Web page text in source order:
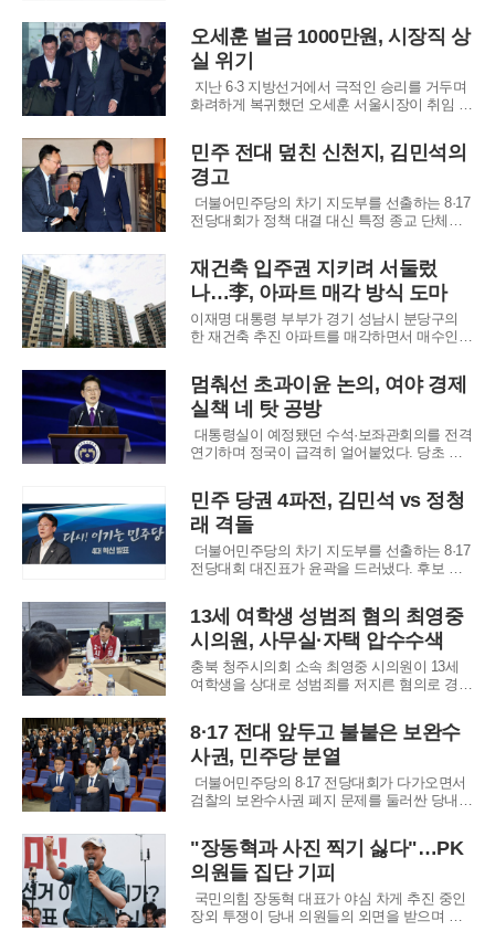
들이 다시 주목받고 있다.명 씨는 지난달 4일 S
NS를 통해 6·3 지방선거에서 5선에 성공한 오
시장을 향해 “당선 축하드립니다”라고 적었다.
그러나 곧바로 “잔칫날 재 뿌리는 것은 아니
오세훈 벌금 1000만원, 시장직 상
실 위기
지난 6·3 지방선거에서 극적인 승리를 거두며
화려하게 복귀했던 오세훈 서울시장이 취임 50
은 22일 정치자금법 위반 혐의로 재판에 넘겨
진 오 시장에게 벌금 1,000만 원을 선고했다.
재판부는 오 시장이 과거 재보궐선거 과정에서
정치 브로커 명태균 씨로부터 여론조사
민주 전대 덮친 신천지, 김민석의
경고
더불어민주당의 차기 지도부를 선출하는 8·17
전당대회가 정책 대결 대신 특정 종교 단체의
있다. 당권 주자인 김민석 전 국무총리가 전대
과정에 신천지 세력이 조직적으로 침투했다는
의혹을 거듭 제기하면서, 당내 후보들 간의 갈
등이 돌이킬 수 없는 강을 건너는 모양새다
재건축 입주권 지키려 서둘렀
나…李, 아파트 매각 방식 도마
이재명 대통령 부부가 경기 성남시 분당구의
한 재건축 추진 아파트를 매각하면서 매수인
인돼 정치권과 부동산 시장에서 논란이 일고
있다. 이는 매매대금 29억 원 가운데 상당액을
매도인이 담보 형태로 남겨둔 셈이어서, 고가
주택 대출 규제를 사실상 피해 간 거래 방식 아
멈춰선 초과이윤 논의, 여야 경제
실책 네 탓 공방
대통령실이 예정됐던 수석·보좌관회의를 전격
연기하며 정국이 급격히 얼어붙었다. 당초 이
재분배하는 민감한 경제 현안이 논의될 것으로
알려졌으나, 대통령실은 추가적인 숙의가 필요
하다는 이유로 일정을 미뤘다. 이를 두고 정치
권 안팎에서는 최근 국내 증시의 급락세와 맞
물려 정
민주 당권 4파전, 김민석 vs 정청
래 격돌
더불어민주당의 차기 지도부를 선출하는 8·17
전당대회 대진표가 윤곽을 드러냈다. 후보 등
의원이 차례로 당대표 후보 등록을 마치며 본
격적인 당권 레이스의 막을 올렸다. 이번 경선
은 차기 총선을 진두지휘할 리더십을 뽑는 자
리인 만큼, 주자들은 등록 직후부터 각자의
13세 여학생 성범죄 혐의 최영중
시의원, 사무실·자택 압수수색
충북 청주시의회 소속 최영중 시의원이 13세
여학생을 상대로 성범죄를 저지른 혐의로 경찰
자와 부적절한 관계를 맺고, 성착취물을 요구
하거나 제작에 관여한 정황을 확인하기 위해
강제수사에 나섰다.청주청원경찰서는 지난 15
일 오전 청주시의회 내 최 시의원 사무실과 지
역구 사무실,
8·17 전대 앞두고 불붙은 보완수
사권, 민주당 분열
더불어민주당의 8·17 전당대회가 다가오면서
검찰의 보완수사권 폐지 문제를 둘러싼 당내
닫고 있다. 당권 재도전에 나선 정청래 전 대표
는 수사·기소 분리의 원칙을 완성하기 위해 보
완수사권을 완전히 박탈해야 한다며 연일 강경
한 목소리를 내고 있다. 그는 보완수사권을 남
겨
"장동혁과 사진 찍기 싫다"…PK
의원들 집단 기피
국민의힘 장동혁 대표가 야심 차게 추진 중인
장외 투쟁이 당내 의원들의 외면을 받으며 고